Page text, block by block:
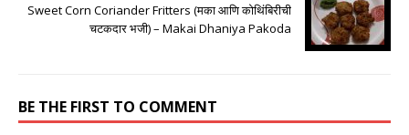
Sweet Corn Coriander Fritters (मका आणि कोथिंबिरीची
चटकदार भजी) – Makai Dhaniya Pakoda
BE THE FIRST TO COMMENT